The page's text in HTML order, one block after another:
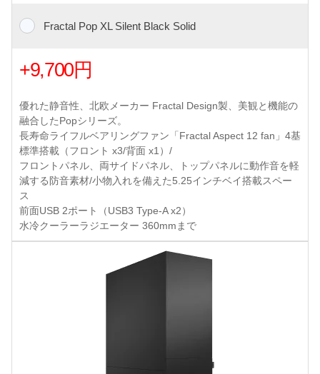
Fractal Pop XL Silent Black Solid
+9,700円
優れた静音性、北欧メーカー Fractal Design製、美観と機能の
融合したPopシリーズ。
長寿命ライフルベアリングファン「Fractal Aspect 12 fan」4基
標準搭載（フロント x3/背面 x1）/
フロントパネル、両サイドパネル、トップパネルに動作音を軽
減する防音素材/小物入れを備えた5.25インチベイ搭載スペー
ス
前面USB 2ポート（USB3 Type-A x2）
水冷クーラーラジエーター 360mmまで